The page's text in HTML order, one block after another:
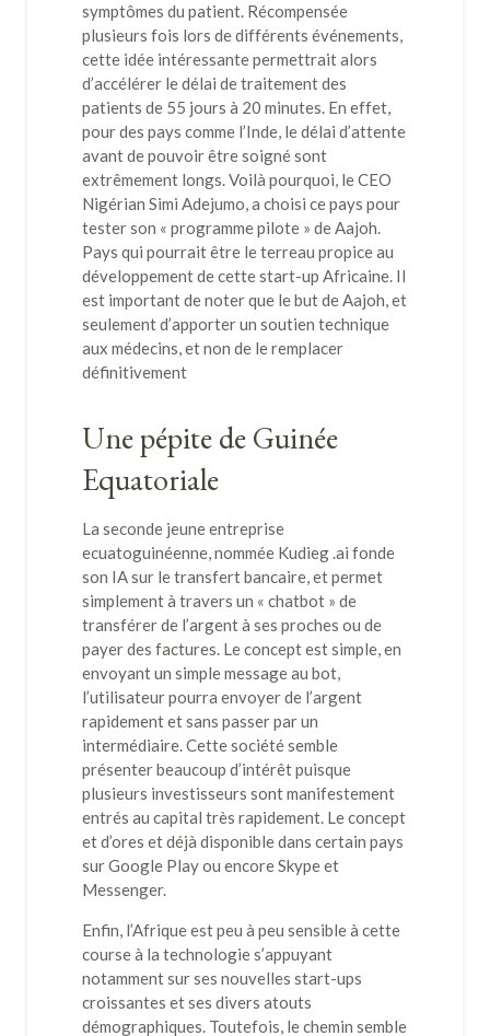
symptômes du patient. Récompensée
plusieurs fois lors de différents événements,
cette idée intéressante permettrait alors
d’accélérer le délai de traitement des
patients de 55 jours à 20 minutes. En effet,
pour des pays comme l’Inde, le délai d’attente
avant de pouvoir être soigné sont
extrêmement longs. Voilà pourquoi, le CEO
Nigérian Simi Adejumo, a choisi ce pays pour
tester son « programme pilote » de Aajoh.
Pays qui pourrait être le terreau propice au
développement de cette start-up Africaine. Il
est important de noter que le but de Aajoh, et
seulement d’apporter un soutien technique
aux médecins, et non de le remplacer
définitivement
Une pépite de Guinée
Equatoriale
La seconde jeune entreprise
ecuatoguinéenne, nommée Kudieg .ai fonde
son IA sur le transfert bancaire, et permet
simplement à travers un « chatbot » de
transférer de l’argent à ses proches ou de
payer des factures. Le concept est simple, en
envoyant un simple message au bot,
l’utilisateur pourra envoyer de l’argent
rapidement et sans passer par un
intermédiaire. Cette société semble
présenter beaucoup d’intérêt puisque
plusieurs investisseurs sont manifestement
entrés au capital très rapidement. Le concept
et d’ores et déjà disponible dans certain pays
sur Google Play ou encore Skype et
Messenger.
Enfin, l’Afrique est peu à peu sensible à cette
course à la technologie s’appuyant
notamment sur ses nouvelles start-ups
croissantes et ses divers atouts
démographiques. Toutefois, le chemin semble